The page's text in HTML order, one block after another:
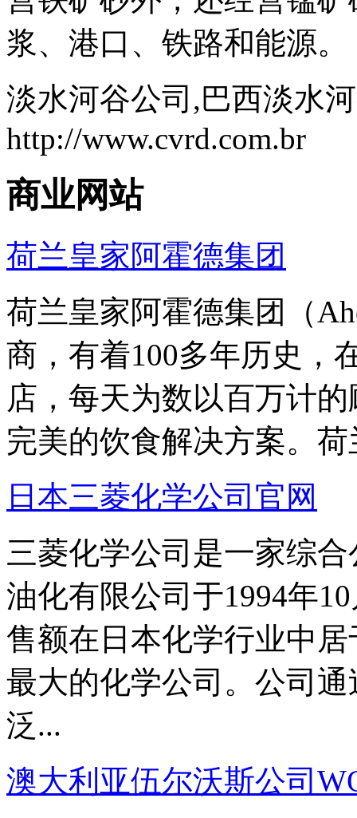
浆、港口、铁路和能源。
淡水河谷公司,巴西淡水
http://www.cvrd.com.br
商业网站
荷兰皇家阿霍德集团
荷兰皇家阿霍德集团（
商，有着100多年历史，
店，每天为数以百万计
完美的饮食解决方案。
日本三菱化学公司官网
三菱化学公司是一家综
油化有限公司于1994年
售额在日本化学行业中
最大的化学公司。公司
泛...
澳大利亚伍尔沃斯公司